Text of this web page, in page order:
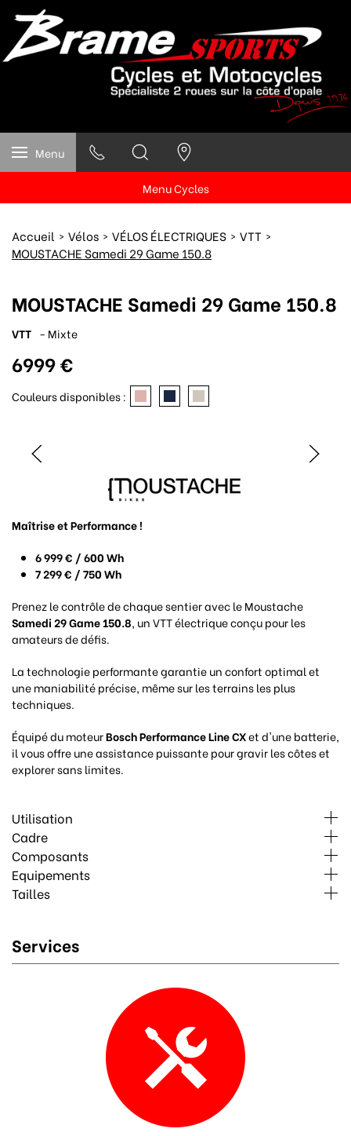
Menu
Menu Cycles
Accueil Vélos VÉLOS ÉLECTRIQUES
VTT
MOUSTACHE Samedi 29 Game 150.8
MOUSTACHE Samedi 29 Game 150.8
VTT - Mixte
6999 €
Couleurs disponibles :
Maîtrise et Performance !
6 999 € / 600 Wh
7 299 € / 750 Wh
Prenez le contrôle de chaque sentier avec le Moustache
Samedi 29 Game 150.8, un VTT électrique conçu pour les
amateurs de défis.
La technologie performante garantie un confort optimal et
une maniabilité précise, même sur les terrains les plus
techniques.
Équipé du moteurBosch Performance Line CXet d'une batterie,
il vous offre une assistance puissante pour gravir les côtes et
explorer sans limites.
Utilisation
Cadre
Composants
Equipements
Tailles
Services